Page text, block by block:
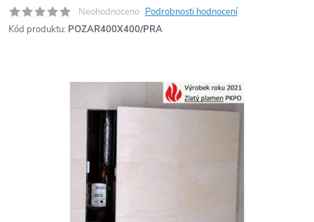
Neohodnoceno Podrobnosti hodnocení
Kód produktu: POZAR400X400/PRA